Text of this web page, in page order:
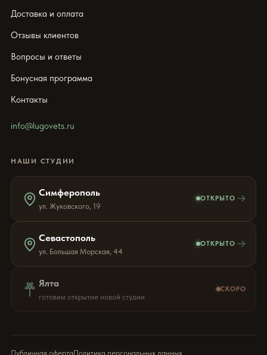
Доставка и оплата
Отзывы клиентов
Вопросы и ответы
Бонусная программа
Контакты
info@lugovets.ru
НАШИ СТУДИИ
Симферополь
ул. Жуковского, 19
ОТКРЫТО →
Севастополь
ул. Большая Морская, 44
ОТКРЫТО →
Ялта
готовим открытие новой студии
СКОРО
Публичная офертаПолитика персональных данных